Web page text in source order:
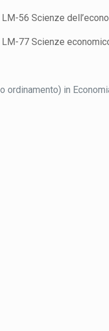
56 Scienze
77 Scienze
ordinamento) in